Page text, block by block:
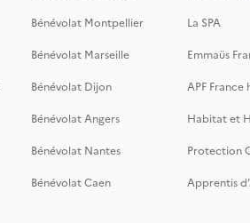
Bénévolat Montpellier
Bénévolat Marseille
Bénévolat Dijon
Bénévolat Angers
Bénévolat Nantes
Bénévolat Caen
La SPA
Emmaüs
APF France
Habitat et
Protection
Apprentis